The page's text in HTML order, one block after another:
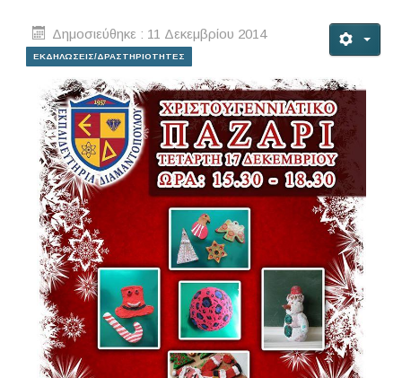
Δημοσιεύθηκε : 11 Δεκεμβρίου 2014
ΕΚΔΗΛΩΣΕΙΣ/ΔΡΑΣΤΗΡΙΟΤΗΤΕΣ